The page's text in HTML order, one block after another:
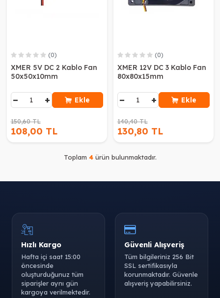
(0)
XMER 5V DC 2 Kablo Fan
50x50x10mm
− + Ekle
150,60 TL
108,00 TL
(0)
XMER 12V DC 3 Kablo Fan
80x80x15mm
− + Ekle
140,40 TL
130,80 TL
Toplam 4ürün bulunmaktadır.
Hızlı Kargo
Hafta içi saat 15:00
öncesinde
oluşturduğunuz tüm
siparişler aynı gün
kargoya verilmektedir.
Güvenli Alışveriş
Tüm bilgileriniz 256 Bit
SSL sertifikasıyla
korunmaktadır. Güvenle
alışveriş yapabilirsiniz.